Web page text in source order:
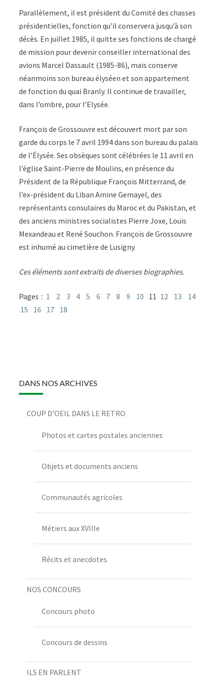
Parallèlement, il est président du Comité des chasses
présidentielles, fonction qu’il conservera jusqu’à son
décès. En juillet 1985, il quitte ses fonctions de chargé
de mission pour devenir conseiller international des
avions Marcel Dassault (1985-86), mais conserve
néanmoins son bureau élyséen et son appartement
de fonction du quai Branly. Il continue de travailler,
dans l’ombre, pour l’Elysée.
François de Grossouvre est découvert mort par son
garde du corps le 7 avril 1994 dans son bureau du palais
de l’Élysée. Ses obsèques sont célébrées le 11 avril en
l’église Saint-Pierre de Moulins, en présence du
Président de la République François Mitterrand, de
l’ex-président du Liban Amine Gemayel, des
représentants consulaires du Maroc et du Pakistan, et
des anciens ministres socialistes Pierre Joxe, Louis
Mexandeau et René Souchon. François de Grossouvre
est inhumé au cimetière de Lusigny.
Ces éléments sont extraits de diverses biographies.
Pages : 1 2 3 4 5 6 7 8 9 10 11 12 13
14
15
16 17 18
DANS NOS ARCHIVES
COUP D’OEIL DANS LE RETRO
Photos et cartes postales anciennes
Objets et documents anciens
Communautés agricoles
Métiers aux XVIIIe
Récits et anecdotes
NOS CONCOURS
Concours photo
Concours de dessins
ILS EN PARLENT